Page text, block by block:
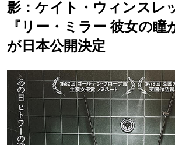
影：ケイト・ウィンスレ
『リー・ミラー 彼女の瞳
が日本公開決定